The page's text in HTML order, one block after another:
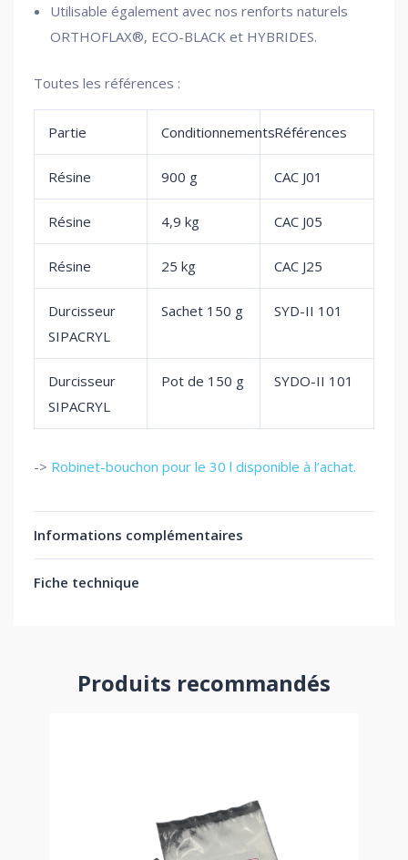
Utilisable également avec nos renforts naturels
ORTHOFLAX®, ECO-BLACK et HYBRIDES.
Toutes les références :
Partie ConditionnementsRéférences
Résine 900 g CAC J01
Résine 4,9 kg CAC J05
Résine 25 kg CAC J25
Durcisseur
SIPACRYL
Sachet 150 g SYD-II 101
Durcisseur
SIPACRYL
Pot de 150 g SYDO-II 101
-> Robinet-bouchon pour le 30 l disponible à l’achat.
Informations complémentaires
Fiche technique
Produits recommandés